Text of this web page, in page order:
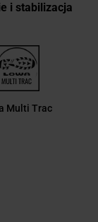
i stabilizacja
Multi Trac